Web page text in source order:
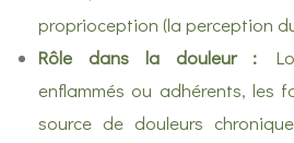
proprioception (la perception
Rôle dans la douleur :
enflammés ou adhérents, les
source de douleurs